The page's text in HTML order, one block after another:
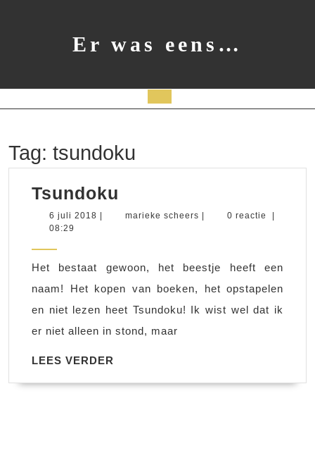
Er was eens…
Tag: tsundoku
Tsundoku
6 juli 2018 6
marieke scheers marieke0 reactie
08:29
Het bestaat gewoon, het beestje heeft een
naam! Het kopen van boeken, het opstapelen
en niet lezen heet Tsundoku! Ik wist wel dat ik
er niet alleen in stond, maar
LEES VERDER